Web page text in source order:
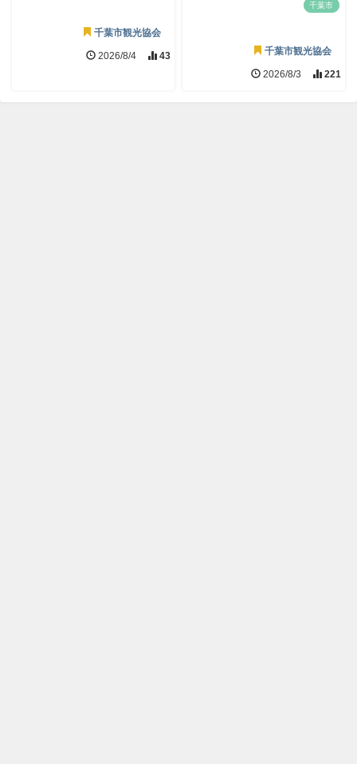
千葉市観光協会
2026/8/4 43
千葉市
千葉市観光協会
2026/8/3 221